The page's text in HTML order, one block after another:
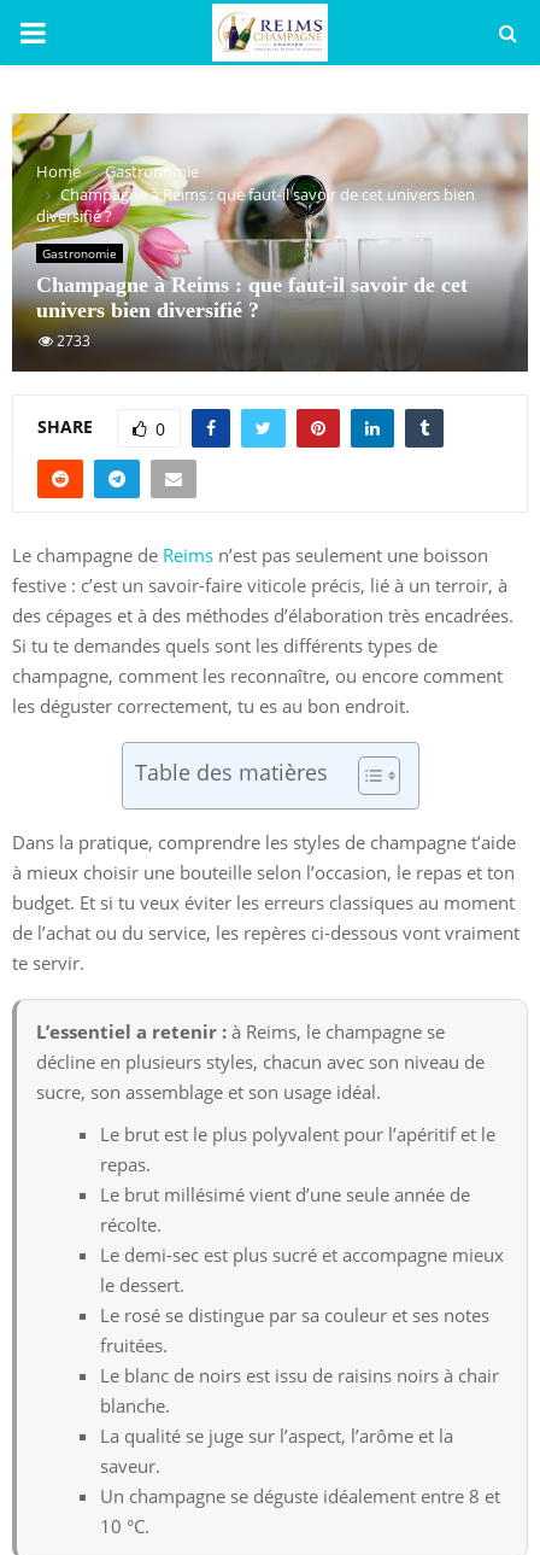
PRIMARY
Home
Gastronomie
Champagne à Reims : que faut-il savoir de cet univers bien
diversifié ?
Gastronomie
Champagne à Reims : que faut-il savoir de cet
univers bien diversifié ?
2733
SHARE 0
Le champagne de Reims n’est pas seulement une boisson
festive : c’est un savoir-faire viticole précis, lié à un terroir, à
des cépages et à des méthodes d’élaboration très encadrées.
Si tu te demandes quels sont les différents types de
champagne, comment les reconnaître, ou encore comment
les déguster correctement, tu es au bon endroit.
Table des matières
Dans la pratique, comprendre les styles de champagne t’aide
à mieux choisir une bouteille selon l’occasion, le repas et ton
budget. Et si tu veux éviter les erreurs classiques au moment
de l’achat ou du service, les repères ci-dessous vont vraiment
te servir.
L’essentiel a retenir : à Reims, le champagne se
décline en plusieurs styles, chacun avec son niveau de
sucre, son assemblage et son usage idéal.
Le brut est le plus polyvalent pour l’apéritif et le
repas.
Le brut millésimé vient d’une seule année de
récolte.
Le demi-sec est plus sucré et accompagne mieux
le dessert.
Le rosé se distingue par sa couleur et ses notes
fruitées.
Le blanc de noirs est issu de raisins noirs à chair
blanche.
La qualité se juge sur l’aspect, l’arôme et la
saveur.
Un champagne se déguste idéalement entre 8 et
10 °C.